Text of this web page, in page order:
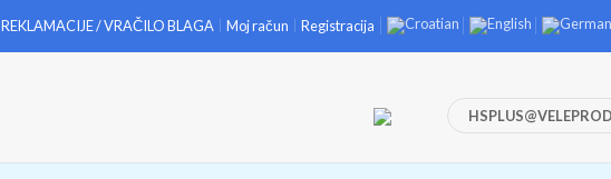
REKLAMACIJE / VRAČILO BLAGA Moj račun Registracija